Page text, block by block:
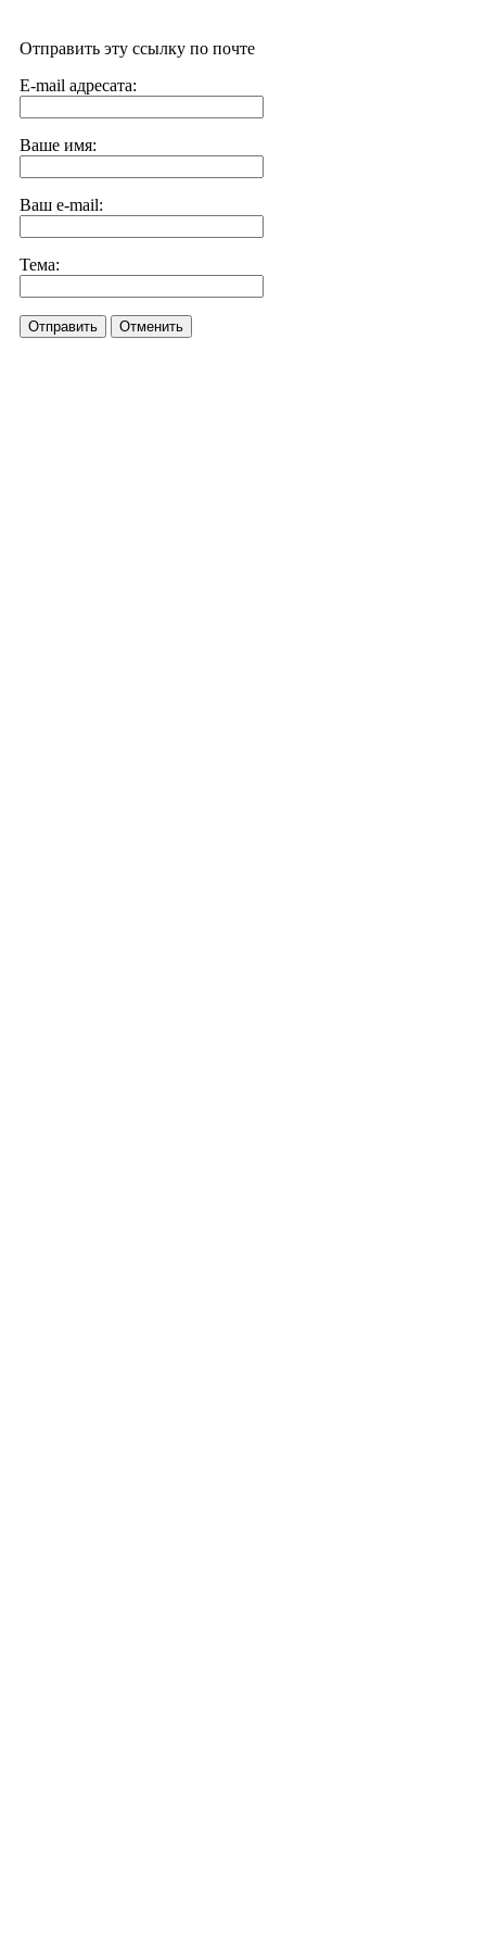
Отправить эту ссылку по почте
E-mail адресата:
Ваше имя:
Ваш e-mail:
Тема:
Отправить Отменить